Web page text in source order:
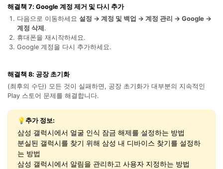
해결책 7: Google 계정 제거 및 다시 추가
다음으로 이동하세요 설정 → 계정 및 백업 → 계정 관리 → Google →
계정 삭제 .
휴대폰을 재시작하세요.
Google 계정을 다시 추가하세요.
해결책 8: 공장 초기화
(최후의 수단) 모든 것이 실패하면, 공장 초기화가 대부분의 지속적인
Play 스토어 문제를 해결합니다.
💡추가 정보:
삼성 갤럭시에서 얼굴 인식 잠금 해제를 설정하는 방법
분실된 갤럭시를 찾기 위해 삼성 내 디바이스 찾기를 설정하
는 방법
삼성 갤럭시에서 알림을 관리하고 사용자 지정하는 방법